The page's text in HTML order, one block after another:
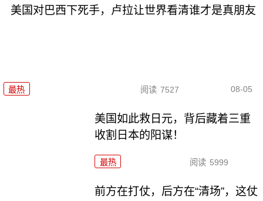
美国对巴西下死手，卢拉让世界看清谁才是真朋友
最热 阅读 7527 08-05
美国如此救日元，背后藏着三重
收割日本的阳谋！
最热 阅读 5999
前方在打仗，后方在“清场”，这仗